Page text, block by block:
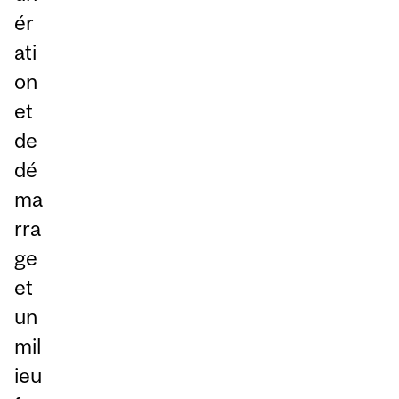
ér
ati
on
et
de
dé
ma
rra
ge
et
un
mil
ieu